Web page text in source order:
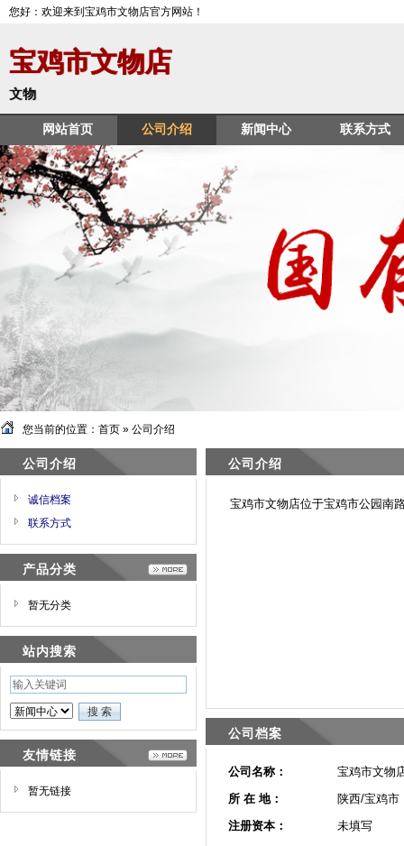
您好：欢迎来到宝鸡市文物店官方网站！
宝鸡市文物店
文物
网站首页 公司介绍 新闻中心 联系方式
您当前的位置： 首页 » 公司介绍
公司介绍
诚信档案
联系方式
产品分类
暂无分类
站内搜索
友情链接
暂无链接
公司介绍
宝鸡市文物店位于宝鸡市公园南
公司档案
公司名称：
宝鸡市文物
所 在 地：
陕西/宝鸡市
注册资本：
未填写